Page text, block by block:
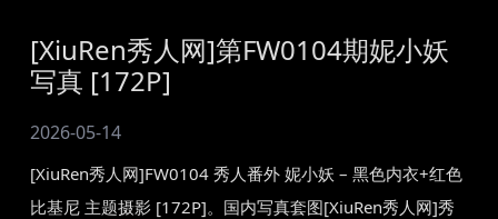
[XiuRen秀人网]第FW0104期妮小妖
写真 [172P]
2026-05-14
[XiuRen秀人网]FW0104 秀人番外 妮小妖 – 黑色内衣+红色
比基尼 主题摄影 [172P]。国内写真套图[XiuRen秀人网]秀